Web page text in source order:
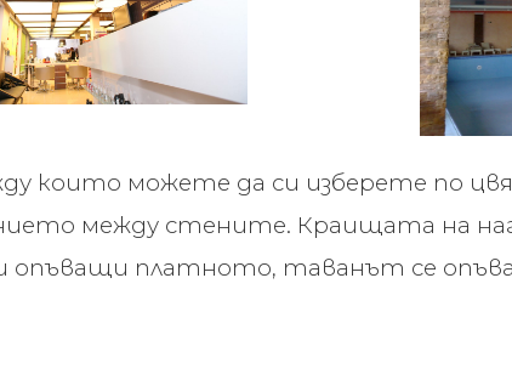
които можете да си изберете по
между стените. Краищата на
опъващи платното, таванът се